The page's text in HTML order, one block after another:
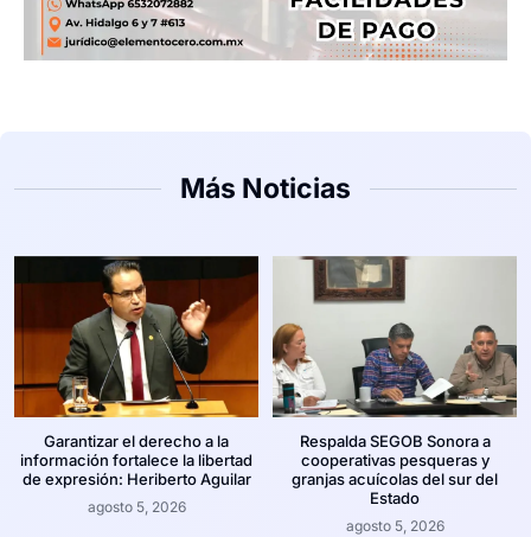
Más Noticias
Garantizar el derecho a la
información fortalece la libertad
de expresión: Heriberto Aguilar
agosto 5, 2026
Respalda SEGOB Sonora a
cooperativas pesqueras y
granjas acuícolas del sur del
Estado
agosto 5, 2026